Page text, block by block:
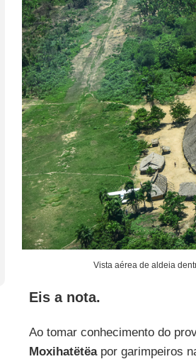
Vista aérea de aldeia
Eis a nota.
Ao tomar conhecimento do
Moxihatëtëapor garimpeiros